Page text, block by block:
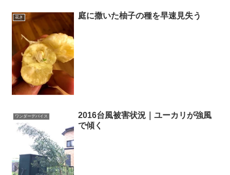
花き 庭に撒いた柚子の種を早速見失う
ワンダーデバイス
2016台風被害状況｜ユーカリが強風
で傾く